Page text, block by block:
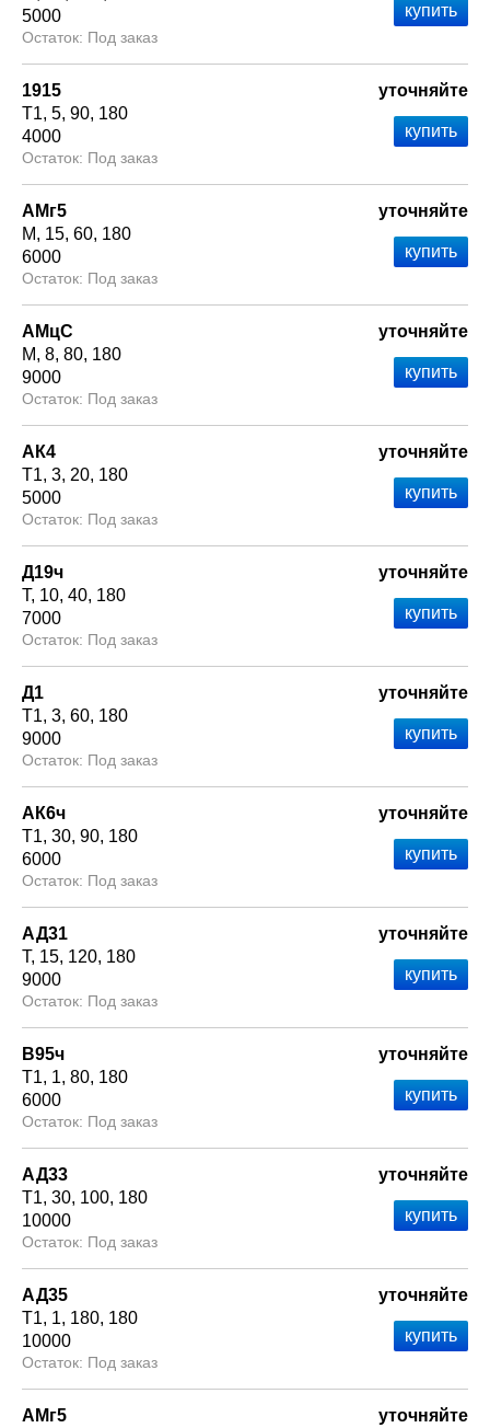
5000
Под заказ
1915
Т1 5 90 180
4000
Под заказ
уточняйте
АМг5
М
15 60 180
6000
Под заказ
уточняйте
АМцС
М 8 80 180
9000
Под заказ
уточняйте
АК4
Т1 3 20 180
5000
Под заказ
уточняйте
Д19ч
Т 10 40 180
7000
Под заказ
уточняйте
Д1
Т1 3 60 180
9000
Под заказ
уточняйте
АК6ч
Т1 30 90 180
6000
Под заказ
уточняйте
АД31
Т 15 120 180
9000
Под заказ
уточняйте
В95ч
Т1 1 80 180
6000
Под заказ
уточняйте
АД33
Т1 30 100 180
10000
Под заказ
уточняйте
АД35
Т1 1 180 180
10000
Под заказ
уточняйте
АМг5
уточняйте